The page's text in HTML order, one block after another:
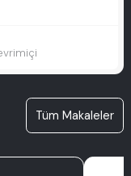
Tüm Makaleler